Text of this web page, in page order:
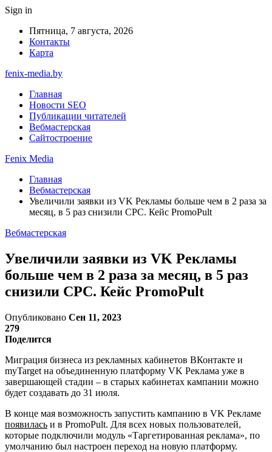
Sign in
Пятница, 7 августа, 2026
Контакты
Карта
fenix-media.by
Главная
Новости SEO
Публикации читателей
Вебмастерская
Сайтостроение
Fenix Media
Главная
Вебмастерская
Увеличили заявки из VK Рекламы больше чем в 2 раза за
месяц, в 5 раз снизили CPC. Кейс PromoPult
Вебмастерская
Увеличили заявки из VK Рекламы
больше чем в 2 раза за месяц, в 5 раз
снизили CPC. Кейс PromoPult
Опубликовано Сен 11, 2023
279
Поделится
Миграция бизнеса из рекламных кабинетов ВКонтакте и
myTarget на объединенную платформу VK Реклама уже в
завершающей стадии – в старых кабинетах кампании можно
будет создавать до 31 июля.
В конце мая возможность запустить кампанию в VK Рекламе
появилась и в PromoPult. Для всех новых пользователей,
которые подключили модуль «Таргетированная реклама», по
умолчанию был настроен переход на новую платформу.